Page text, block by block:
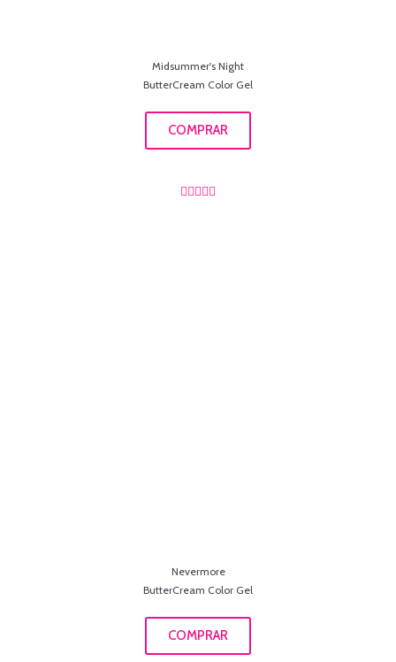
Midsummer's Night
ButterCream Color Gel
COMPRAR

Nevermore
ButterCream Color Gel
COMPRAR